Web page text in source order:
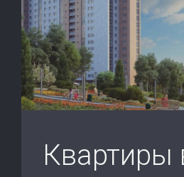
Квартиры